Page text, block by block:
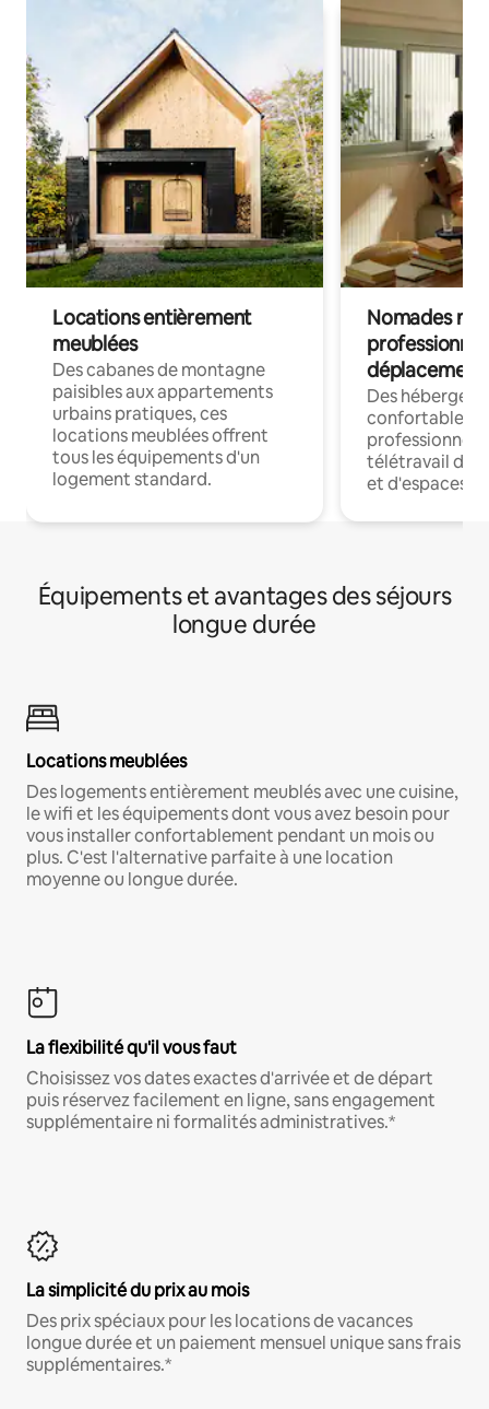
Locations entièrement
meublées
Des cabanes de montagne
paisibles aux appartements
urbains pratiques, ces
locations meublées offrent
tous les équipements d'un
logement standard.
Nomades
déplacement
Des
confortables
professionnels
télétravail
et d'espaces
Équipements et avantages des séjours
longue durée
Locations meublées
Des logements entièrement meublés avec une cuisine,
le wifi et les équipements dont vous avez besoin pour
vous installer confortablement pendant un mois ou
plus. C'est l'alternative parfaite à une location
moyenne ou longue durée.
La flexibilité qu'il vous faut
Choisissez vos dates exactes d'arrivée et de départ
puis réservez facilement en ligne, sans engagement
supplémentaire ni formalités administratives.*
La simplicité du prix au mois
Des prix spéciaux pour les locations de vacances
longue durée et un paiement mensuel unique sans frais
supplémentaires.*